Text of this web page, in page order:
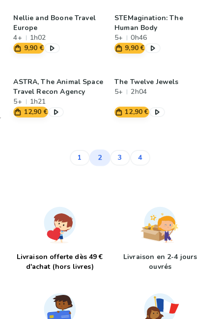
Nellie and Boone Travel
Europe
4+
1h02
9,90 €
STEMagination: The
Human Body
5+
0h46
9,90 €
ASTRA, The Animal Space
Travel Recon Agency
5+
1h21
12,90 €
The Twelve Jewels
5+
2h04
12,90 €
1 2 3 4
Livraison offerte dès 49 €
d'achat (hors livres)
Livraison en 2-4 jours
ouvrés